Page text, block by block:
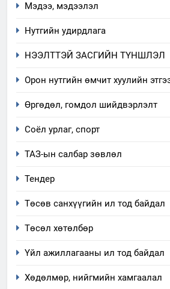
Мэдээ, мэдээлэл
Нутгийн удирдлага
НЭЭЛТТЭЙ ЗАСГИЙН ТҮНШЛЭЛ
Орон нутгийн өмчит хуулийн
Өргөдөл, гомдол шийдвэрлэлт
Соёл урлаг, спорт
ТАЗ-ын салбар зөвлөл
Тендер
Төсөв санхүүгийн ил тод байдал
Төсөл хөтөлбөр
Үйл ажиллагааны ил тод байдал
Хөдөлмөр, нийгмийн хамгаалал
салбар
хэмжээний
6
аудитын
7
ИЛ ТОД БАЙДАЛ